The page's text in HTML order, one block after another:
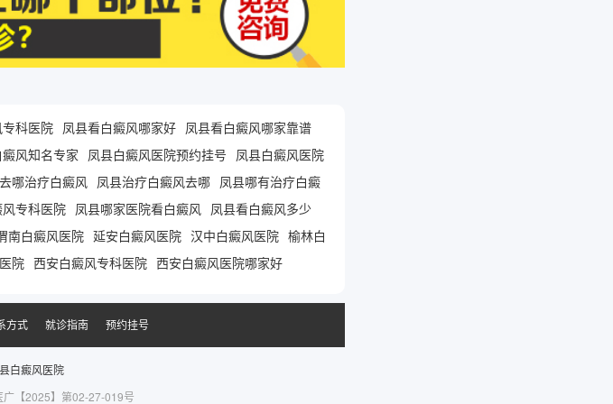
科医院 凤县看白癜风哪家好 凤县看白癜风哪家靠谱
风知名专家 凤县白癜风医院预约挂号 凤县白癜风医院
哪治疗白癜风 凤县治疗白癜风去哪 凤县哪有治疗白癜
专科医院 凤县哪家医院看白癜风
凤县看白癜风多少
南白癜风医院 延安白癜风医院 汉中白癜风医院 榆林白
院 西安白癜风专科医院 西安白癜风医院哪家好
方式 就诊指南 预约挂号
白癜风医院
广【2025】第02-27-019号